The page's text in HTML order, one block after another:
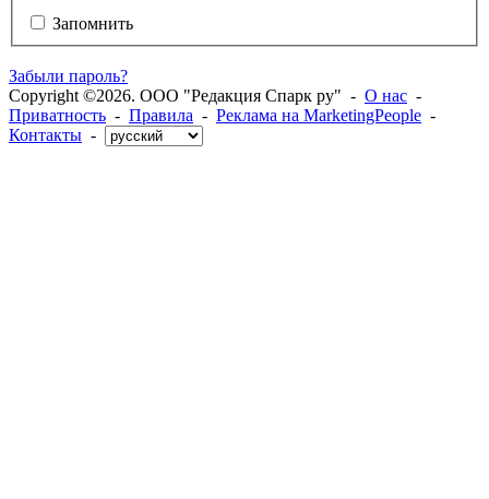
Запомнить
Забыли пароль?
Copyright ©2026. ООО "Редакция Спарк ру" - О нас -
Приватность - Правила - Реклама на MarketingPeople -
Контакты -